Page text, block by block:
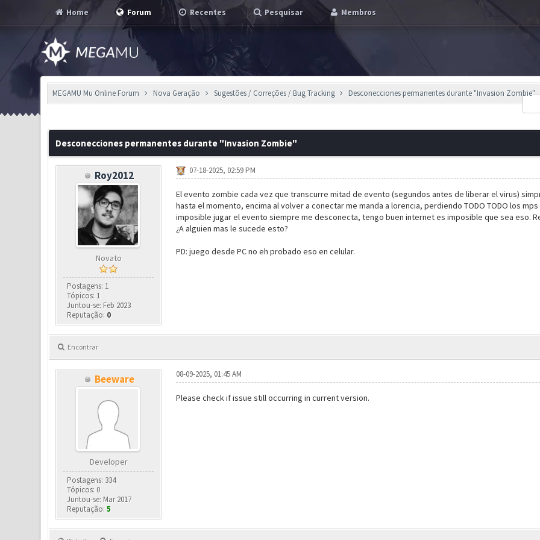
Home Forum Recentes Pesquisar Membros
MEGAMU Mu Online Forum Nova Geração Sugestões / Correções / Bug Tracking Desconecciones permanentes durante "Invasion Zombie"
Desconecciones permanentes durante "Invasion Zombie"
Roy2012
Novato
Postagens: 1
Tópicos: 1
Juntou-se: Feb 2023
Reputação: 0
07-18-2025, 02:59 PM
El evento zombie cada vez que transcurre mitad de evento (segundos antes de liberar el virus)
hasta el momento, encima al volver a conectar me manda a lorencia, perdiendo TODO TODO los
imposible jugar el evento siempre me desconecta, tengo buen internet es imposible que sea eso.
¿A alguien mas le sucede esto?
PD: juego desde PC no eh probado eso en celular.
Encontrar
Beeware
Developer
Postagens: 334
Tópicos: 0
Juntou-se: Mar 2017
Reputação:5
08-09-2025, 01:45 AM
Please check if issue still occurring in current version.